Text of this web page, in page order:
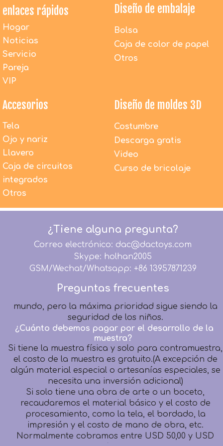
enlaces rápidos
Hogar
Noticias
Servicio
Pareja
VIP
Diseño de embalaje
Bolsa
Caja de color de papel
Otros
Accesorios
Tela
Ojo y nariz
Llavero
Caja de circuitos
integrados
Otros
Diseño de moldes 3D
Costumbre
Descarga gratis
Video
Curso de bricolaje
¿Tiene alguna pregunta?
Correo electrónico: dac@dactoys.com
Skype: holhan2005
GSM/Wechat/Whatsapp: +86 13957871239
Preguntas frecuentes
¿Los juguetes de peluche de DAC son seguros para
100% nuevos y respetuosos con el medio ambiente.
2. Todos los productos antes del embalaje son 100%
inspeccionados por detectores de agujas.
3. Todos los productos se fabrican estrictamente
según los términos de seguridad EN71, EN62115,
EMC, RoHS, ASTM F963, CA65, CPSIA.
de peluche de alta calidad para niños de todo el
mundo, pero la máxima prioridad sigue siendo la
seguridad de los niños.
¿Cuánto debemos pagar por el desarrollo de la
muestra?
Si tiene la muestra física y solo para contramuestra,
el costo de la muestra es gratuito.(A excepción de
algún material especial o artesanías especiales, se
necesita una inversión adicional)
Si solo tiene una obra de arte o un boceto,
recaudaremos el material básico y el costo de
procesamiento, como la tela, el bordado, la
impresión y el costo de mano de obra, etc.
Normalmente cobramos entre USD 50,00 y USD
200,00 por diseño, según los diferentes requisitos,